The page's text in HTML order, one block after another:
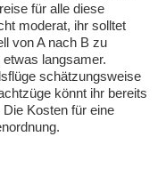
für alle diese
moderat, ihr solltet
von A nach B zu
langsamer.
schätzungsweise
könnt ihr bereits
Kosten für eine